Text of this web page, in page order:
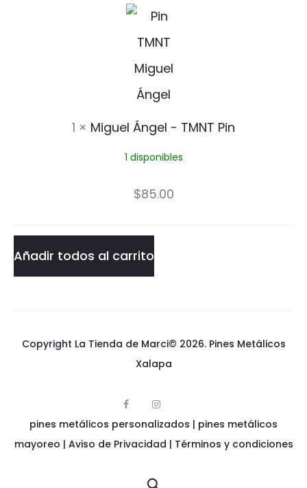
T
M
N
T
P
i
M
i
g
u
l
Á
n
M
N
T
P
i
n
1 × Miguel Ángel - TMNT Pin
1 disponibles
$85.00
Añadir todos al carrito
Copyright La Tienda de Marci© 2026.Pines Metálicos
Xalapa
c
b
s
a
i
e
pines metálicos personalizados | pines metálicos
mayoreo | Aviso de Privacidad | Términos y condiciones